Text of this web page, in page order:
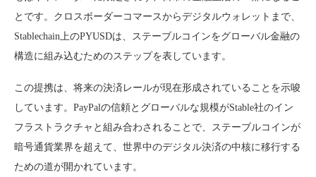
とです。クロスボーダーコマースからデジタルウォレットまで、
Stablechain上のPYUSDは、ステーブルコインをグローバル金融の
構造に組み込むためのステップを表しています。
この提携は、将来の決済レールが現在形成されていることを示唆
しています。PayPalの信頼とグローバルな規模がStable社のイン
フラストラクチャと組み合わされることで、ステーブルコインが
暗号通貨業界を超えて、世界中のデジタル決済の中核に移行する
ための道が開かれています。